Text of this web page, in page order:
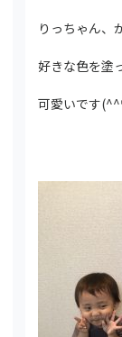
りっちゃん、
好きな色を塗
可愛いです